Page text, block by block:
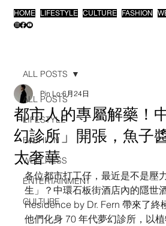
HOME LIFESTYLE CULTURE FASHION
ALL POSTS
LIFESTYLE
FASHION
WELLNESS
ENTERTAINMENT
CULTURE
ALL POSTS
都市人的專屬解藥！
幻診所」開張，魚子
太奢華
Pin Lo 6月24日
各位都市打工仔，最近是不是壓
生」？中環石板街酒店內的隱世
Residence by Dr. Fern 帶來了終
他們化身 70 年代夢幻診所，以